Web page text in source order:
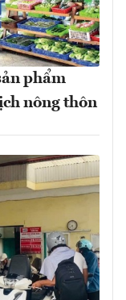
phẩm
nông thôn